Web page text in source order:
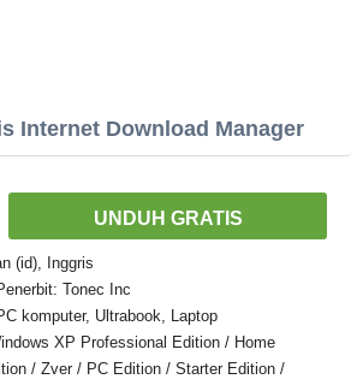
Internet Download Manager
UNDUH GRATIS
(id), Inggris
Tonec Inc
komputer, Ultrabook, Laptop
XP Professional Edition / Home
/ Zver / PC Edition / Starter Edition /